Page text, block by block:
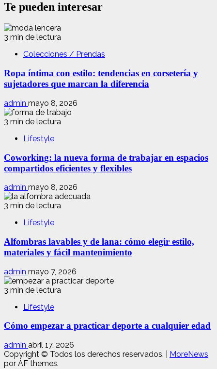
Te pueden interesar
3 min de lectura
Colecciones / Prendas
Ropa íntima con estilo: tendencias en corsetería y
sujetadores que marcan la diferencia
admin mayo 8, 2026
3 min de lectura
Lifestyle
Coworking: la nueva forma de trabajar en espacios
compartidos eficientes y flexibles
admin mayo 8, 2026
3 min de lectura
Lifestyle
Alfombras lavables y de lana: cómo elegir estilo,
materiales y fácil mantenimiento
admin mayo 7, 2026
3 min de lectura
Lifestyle
Cómo empezar a practicar deporte a cualquier edad
admin abril 17, 2026
Copyright © Todos los derechos reservados.
MoreNews
por AF themes.